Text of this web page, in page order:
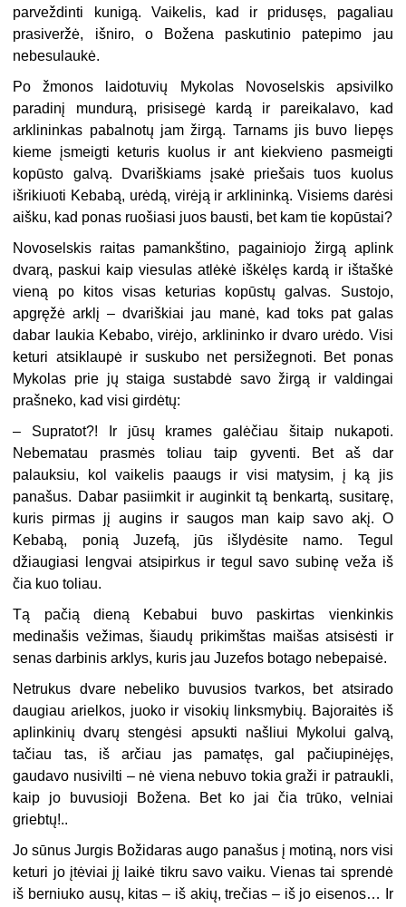
parveždinti kunigą. Vaikelis, kad ir pridusęs, pagaliau
prasiveržė, išniro, o Božena paskutinio patepimo jau
nebesulaukė.
Po žmonos laidotuvių Mykolas Novoselskis apsivilko
paradinį mundurą, prisisegė kardą ir pareikalavo, kad
arklininkas pabalnotų jam žirgą. Tarnams jis buvo liepęs
kieme įsmeigti keturis kuolus ir ant kiekvieno pasmeigti
kopūsto galvą. Dvariškiams įsakė priešais tuos kuolus
išrikiuoti Kebabą, urėdą, virėją ir arklininką. Visiems darėsi
aišku, kad ponas ruošiasi juos bausti, bet kam tie kopūstai?
Novoselskis raitas pamankštino, pagainiojo žirgą aplink
dvarą, paskui kaip viesulas atlėkė iškėlęs kardą ir ištaškė
vieną po kitos visas keturias kopūstų galvas. Sustojo,
apgręžė arklį – dvariškiai jau manė, kad toks pat galas
dabar laukia Kebabo, virėjo, arklininko ir dvaro urėdo. Visi
keturi atsiklaupė ir suskubo net persižegnoti. Bet ponas
Mykolas prie jų staiga sustabdė savo žirgą ir valdingai
prašneko, kad visi girdėtų:
– Supratot?! Ir jūsų krames galėčiau šitaip nukapoti.
Nebematau prasmės toliau taip gyventi. Bet aš dar
palauksiu, kol vaikelis paaugs ir visi matysim, į ką jis
panašus. Dabar pasiimkit ir auginkit tą benkartą, susitarę,
kuris pirmas jį augins ir saugos man kaip savo akį. O
Kebabą, ponią Juzefą, jūs išlydėsite namo. Tegul
džiaugiasi lengvai atsipirkus ir tegul savo subinę veža iš
čia kuo toliau.
Tą pačią dieną Kebabui buvo paskirtas vienkinkis
medinašis vežimas, šiaudų prikimštas maišas atsisėsti ir
senas darbinis arklys, kuris jau Juzefos botago nebepaisė.
Netrukus dvare nebeliko buvusios tvarkos, bet atsirado
daugiau arielkos, juoko ir visokių linksmybių. Bajoraitės iš
aplinkinių dvarų stengėsi apsukti našliui Mykolui galvą,
tačiau tas, iš arčiau jas pamatęs, gal pačiupinėjęs,
gaudavo nusivilti – nė viena nebuvo tokia graži ir patraukli,
kaip jo buvusioji Božena. Bet ko jai čia trūko, velniai
griebtų!..
Jo sūnus Jurgis Božidaras augo panašus į motiną, nors visi
keturi jo įtėviai jį laikė tikru savo vaiku. Vienas tai sprendė
iš berniuko ausų, kitas – iš akių, trečias – iš jo eisenos… Ir